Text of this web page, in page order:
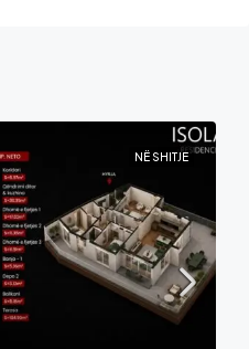
NË SHITJE